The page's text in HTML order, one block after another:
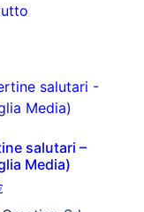
salutari –
Media)